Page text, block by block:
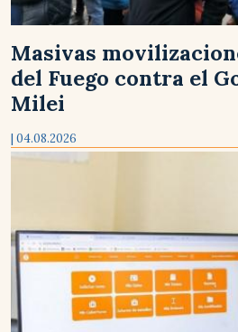
Masivas
del Fuego contra el
Milei
| 04.08.2026